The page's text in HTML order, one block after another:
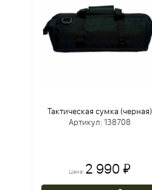
Тактическая сумка (черная)
Артикул: 138708
Цена: 2 990 ₽